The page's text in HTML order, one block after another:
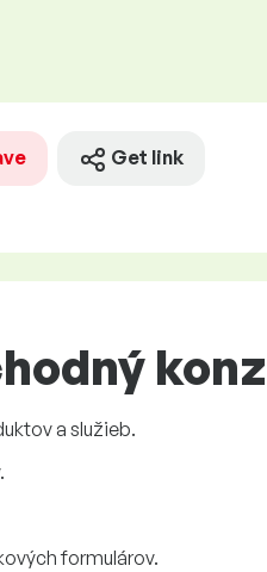
Get link
a služieb.
formulárov.